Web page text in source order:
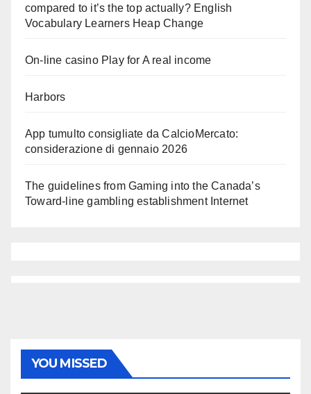
compared to it’s the top actually? English
Vocabulary Learners Heap Change
On-line casino Play for A real income
Harbors
App tumulto consigliate da CalcioMercato:
considerazione di gennaio 2026
The guidelines from Gaming into the Canada’s
Toward-line gambling establishment Internet
YOU MISSED